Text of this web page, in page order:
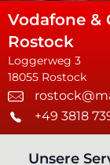
Vodafone &
Rostock
Loggerweg 3
18055 Rostock
+49 3818
Unsere